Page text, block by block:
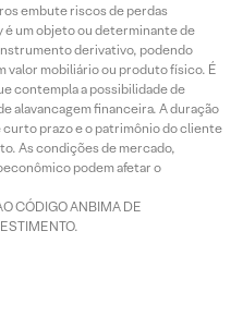
embute riscos de perdas
um objeto ou determinante de
derivativo, podendo
valor mobiliário ou produto físico. É
contempla a possibilidade de
alavancagem financeira. A duração
prazo e o patrimônio do cliente
As condições de mercado,
podem afetar o
CÓDIGO ANBIMA DE